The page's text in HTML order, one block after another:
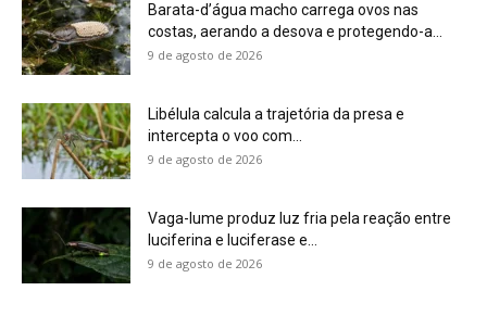
Barata-d’água macho carrega ovos nas
costas, aerando a desova e protegendo-a...
9 de agosto de 2026
Libélula calcula a trajetória da presa e
intercepta o voo com...
9 de agosto de 2026
Vaga-lume produz luz fria pela reação entre
luciferina e luciferase e...
9 de agosto de 2026